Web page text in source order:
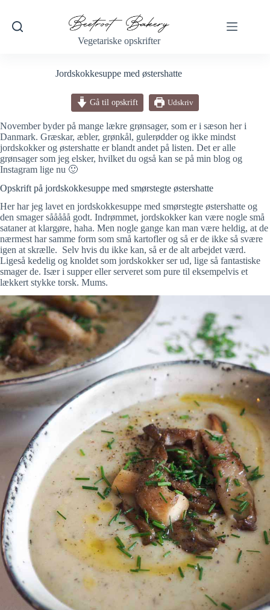
indhold
Vegetariske opskrifter
Jordskokkesuppe med østershatte
Gå til opskrift Udskriv
November byder på mange lækre grønsager, som er i sæson her i
Danmark. Græskar, æbler, grønkål, gulerødder og ikke mindst
jordskokker og østershatte er blandt andet på listen. Det er alle
grønsager som jeg elsker, hvilket du også kan se på min blog og
Instagram lige nu 🙂
Opskrift på jordskokkesuppe med smørstegte østershatte
Her har jeg lavet en jordskokkesuppe med smørstegte østershatte og
den smager sååååå godt. Indrømmet, jordskokker kan være nogle små
sataner at klargøre, haha. Men nogle gange kan man være heldig, at de
nærmest har samme form som små kartofler og så er de ikke så svære
igen at skrælle. Selv hvis du ikke kan, så er de alt arbejdet værd.
Ligeså kedelig og knoldet som jordskokker ser ud, lige så fantastiske
smager de. Især i supper eller serveret som pure til eksempelvis et
lækkert stykke torsk. Mums.